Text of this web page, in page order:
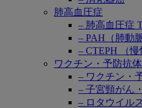
肺高血圧症
– 肺高血圧症
– PAH（肺動
– CTEPH （
ワクチン・予防抗
– ワクチン・
– 子宮頸がん
– ロタウイル